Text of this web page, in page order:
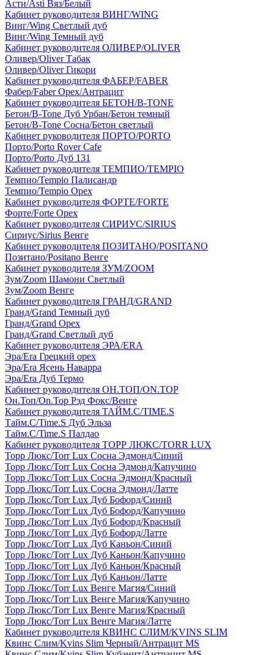
Асти/Asti Вяз/Белый
Кабинет руководителя ВИНГ/WING
Винг/Wing Светлый дуб
Винг/Wing Темный дуб
Кабинет руководителя ОЛИВЕР/OLIVER
Оливер/Oliver Табак
Оливер/Oliver Гикори
Кабинет руководителя ФАБЕР/FABER
Фабер/Faber Орех/Антрацит
Кабинет руководителя БЕТОН/B-TONE
Бетон/B-Tone Дуб Урбан/Бетон темный
Бетон/B-Tone Сосна/Бетон светлый
Кабинет руководителя ПОРТО/PORTO
Порто/Porto Rover Cafe
Порто/Porto Дуб 131
Кабинет руководителя ТЕМПИО/TEMPIO
Темпио/Tempio Палисандр
Темпио/Tempio Орех
Кабинет руководителя ФОРТЕ/FORTE
Форте/Forte Орех
Кабинет руководителя СИРИУС/SIRIUS
Сириус/Sirius Венге
Кабинет руководителя ПОЗИТАНО/POSITANO
Позитано/Positano Венге
Кабинет руководителя ЗУМ/ZOOM
Зум/Zoom Шамони Светлый
Зум/Zoom Венге
Кабинет руководителя ГРАНД/GRAND
Гранд/Grand Темный дуб
Гранд/Grand Орех
Гранд/Grand Светлый дуб
Кабинет руководителя ЭРА/ERA
Эра/Era Грецкий орех
Эра/Era Ясень Наварра
Эра/Era Дуб Термо
Кабинет руководителя ОН.ТОП/ON.TOP
Он.Топ/On.Top Рэд Фокс/Венге
Кабинет руководителя ТАЙМ.С/TIME.S
Тайм.С/Time.S Дуб Эльза
Тайм.С/Time.S Палдао
Кабинет руководителя ТОРР ЛЮКС/TORR LUX
Торр Люкс/Torr Lux Сосна Эдмонд/Синий
Торр Люкс/Torr Lux Сосна Эдмонд/Капучино
Торр Люкс/Torr Lux Сосна Эдмонд/Красный
Торр Люкс/Torr Lux Сосна Эдмонд/Латте
Торр Люкс/Torr Lux Дуб Бофорд/Синий
Торр Люкс/Torr Lux Дуб Бофорд/Капучино
Торр Люкс/Torr Lux Дуб Бофорд/Красный
Торр Люкс/Torr Lux Дуб Бофорд/Латте
Торр Люкс/Torr Lux Дуб Каньон/Синий
Торр Люкс/Torr Lux Дуб Каньон/Капучино
Торр Люкс/Torr Lux Дуб Каньон/Красный
Торр Люкс/Torr Lux Дуб Каньон/Латте
Торр Люкс/Torr Lux Венге Магия/Синий
Торр Люкс/Torr Lux Венге Магия/Капучино
Торр Люкс/Torr Lux Венге Магия/Красный
Торр Люкс/Torr Lux Венге Магия/Латте
Кабинет руководителя КВИНС СЛИМ/KVINS SLIM
Квинс Слим/Kvins Slim Черный/Антрацит MS